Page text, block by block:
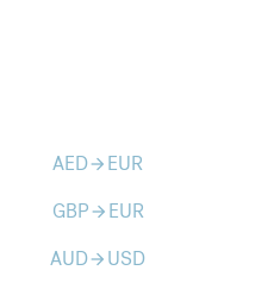
AEDarrow_forward EUR
GBParrow_forward EUR
AUDarrow_forward USD